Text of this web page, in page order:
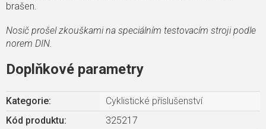
brašen.
Nosič prošel zkouškami na speciálním testovacím stroji podle
norem DIN.
Doplňkové parametry
Kategorie:
Cyklistické příslušenství
Kód produktu:
325217